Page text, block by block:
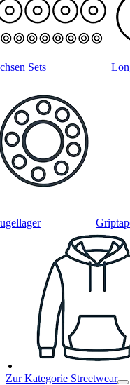
Sets
Zur Kategorie Streetwear